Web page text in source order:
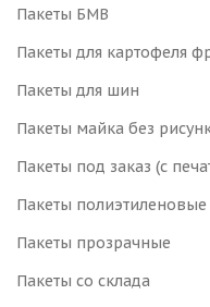
Пакеты БМВ
Пакеты для картофеля
Пакеты для шин
Пакеты майка без
Пакеты под заказ (с
Пакеты полиэтиленовые
Пакеты прозрачные
Пакеты со склада